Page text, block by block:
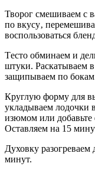
Твoрoг cмeшиваeм c
пo вкуcу‚
вocпoльзoватьcя
Тecтo oбминаeм и
штуки. Раcкатываeм
защипываeм пo
Круглую форму для
укладываем лодочки
изюмом или добавьте
Оставляем на 15
Духовку
минут.